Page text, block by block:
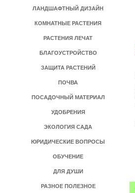
ЛАНДШАФТНЫЙ ДИЗАЙН
КОМНАТНЫЕ РАСТЕНИЯ
РАСТЕНИЯ ЛЕЧАТ
БЛАГОУСТРОЙСТВО
ЗАЩИТА РАСТЕНИЙ
ПОЧВА
ПОСАДОЧНЫЙ МАТЕРИАЛ
УДОБРЕНИЯ
ЭКОЛОГИЯ САДА
ЮРИДИЧЕСКИЕ ВОПРОСЫ
ОБУЧЕНИЕ
ДЛЯ ДУШИ
РАЗНОЕ ПОЛЕЗНОЕ